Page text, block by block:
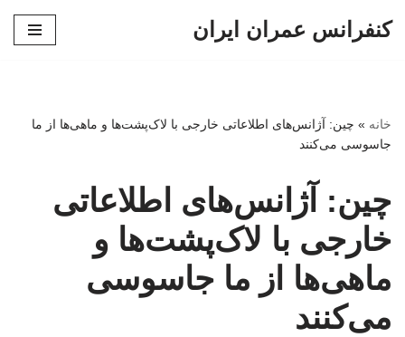
کنفرانس عمران ایران
خانه » چین: آژانس‌های اطلاعاتی خارجی با لاک‌پشت‌ها و ماهی‌ها از ما
جاسوسی می‌کنند
چین: آژانس‌های اطلاعاتی
خارجی با لاک‌پشت‌ها و
ماهی‌ها از ما جاسوسی
می‌کنند